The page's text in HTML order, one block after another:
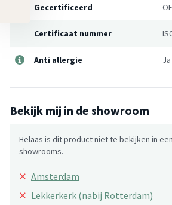
Gecertificeerd
Certificaat nummer
Anti allergie Ja
Bekijk mij in de showroom
Helaas is dit product niet te bekijken in
showrooms.
× Amsterdam
× Lekkerkerk (nabij Rotterdam)